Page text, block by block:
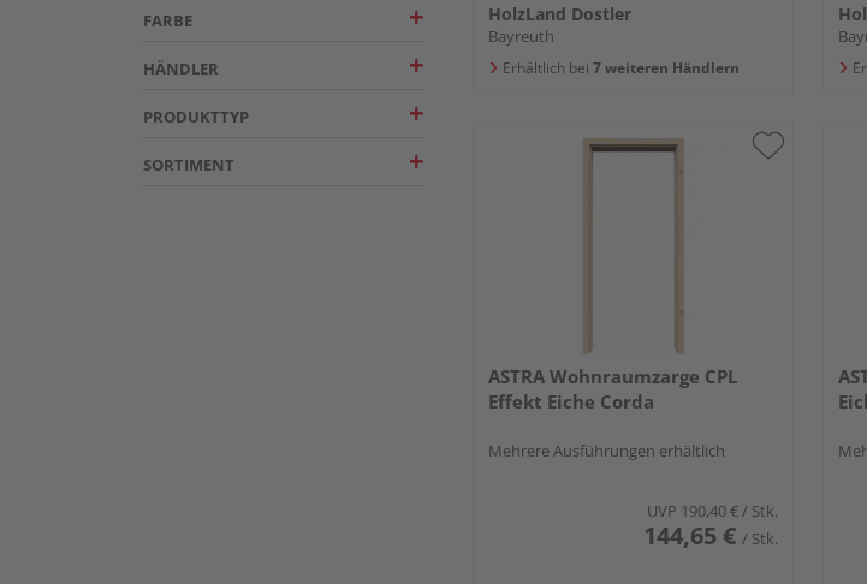
FARBE
HÄNDLER
PRODUKTTYP
SORTIMENT
HolzLand Dostler
Bayreuth
Erhältlich bei 7 weiteren Händlern
ASTRA Wohnraumzarge CPL
Effekt Eiche Corda
Mehrere Ausführungen erhältlich
UVP 190,40 €/ Stk.
144,65 € / Stk.